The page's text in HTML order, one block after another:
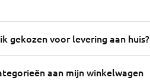
gekozen voor levering aan huis?
aan mijn winkelwagen